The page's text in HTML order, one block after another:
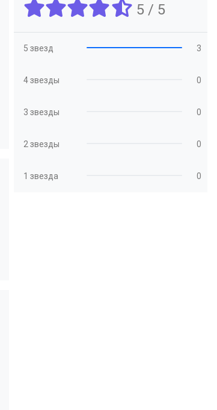
5 / 5
5 звезд 3
4 звезды 0
3 звезды 0
2 звезды 0
1 звезда 0